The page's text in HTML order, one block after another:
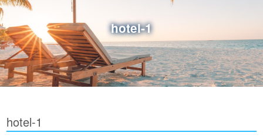
hotel-1
hotel-1